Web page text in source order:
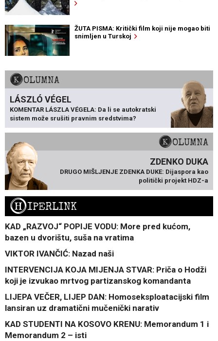
ŽUTA PISMA: Kritički film koji nije mogao biti
snimljen u Turskoj
KOLUMNA
LÁSZLÓ VÉGEL
KOMENTAR LÁSZLA VÉGELA: Da li se autokratski
sistem može srušiti pravnim sredstvima?
KOLUMNA
ZDENKO DUKA
DRUGO MIŠLJENJE ZDENKA DUKE: Dijaspora kao
politički projekt HDZ-a
HIPERLINK
KAD „RAZVOJ“ POPIJE VODU: More pred kućom,
bazen u dvorištu, suša na vratima
VIKTOR IVANČIĆ: Nazad naši
INTERVENCIJA KOJA MIJENJA STVAR: Priča o Hodži
koji je izvukao mrtvog partizanskog komandanta
LIJEPA VEČER, LIJEP DAN: Homoseksploatacijski film
lansiran uz dramatični mučenički narativ
KAD STUDENTI NA KOSOVO KRENU: Memorandum 1 i
Memorandum 2 – isti